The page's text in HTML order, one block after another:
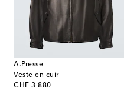
A.Presse
Veste en cuir
CHF 3 880
original price